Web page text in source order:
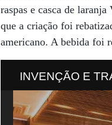
raspas e casca de
que a criação foi
americano. A bebida foi
INVENÇÃO E
temporária para
base de